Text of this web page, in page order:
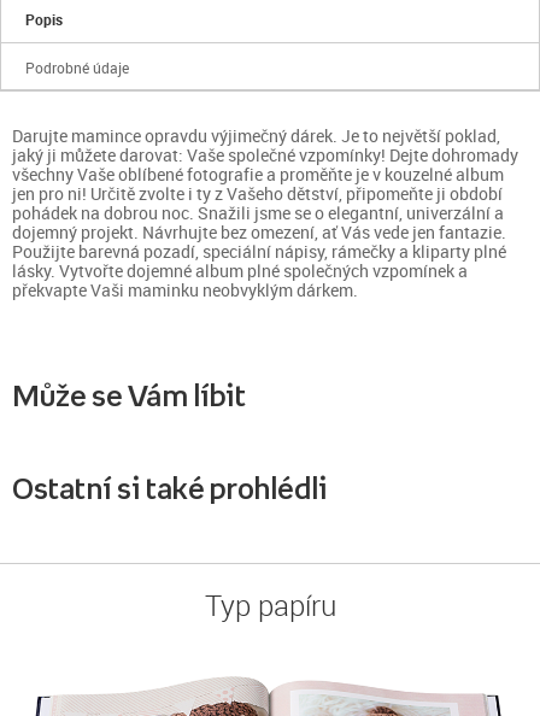
Popis
Podrobné údaje
Darujte mamince opravdu výjimečný dárek. Je to největší poklad,
jaký ji můžete darovat: Vaše společné vzpomínky! Dejte dohromady
všechny Vaše oblíbené fotografie a proměňte je v kouzelné album
jen pro ni! Určitě zvolte i ty z Vašeho dětství, připomeňte ji období
pohádek na dobrou noc. Snažili jsme se o elegantní, univerzální a
dojemný projekt. Návrhujte bez omezení, ať Vás vede jen fantazie.
Použijte barevná pozadí, speciální nápisy, rámečky a kliparty plné
lásky. Vytvořte dojemné album plné společných vzpomínek a
překvapte Vaši maminku neobvyklým dárkem.
Může se Vám líbit
Ostatní si také prohlédli
Typ papíru